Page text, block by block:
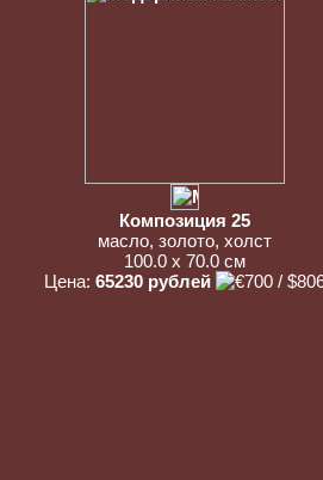
Композиция 25
масло, золото, холст
100.0 x 70.0 см
Цена: 65230 рублей